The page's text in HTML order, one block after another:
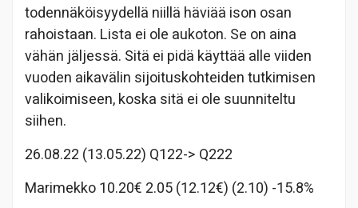
todennäköisyydellä niillä häviää ison osan
rahoistaan. Lista ei ole aukoton. Se on aina
vähän jäljessä. Sitä ei pidä käyttää alle viiden
vuoden aikavälin sijoituskohteiden tutkimisen
valikoimiseen, koska sitä ei ole suunniteltu
siihen.
26.08.22 (13.05.22) Q122-> Q222
Marimekko 10.20€ 2.05 (12.12€) (2.10) -15.8%